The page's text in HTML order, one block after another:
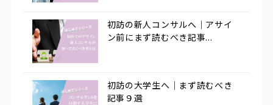
初訪の新人コンサルへ｜アサイ
ン前にまず読むべき記事...
初訪の大学生へ｜まず読むべき
記事９選